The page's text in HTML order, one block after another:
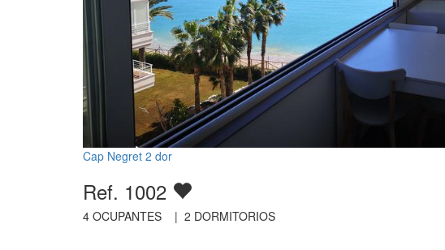
Cap Negret 2 dor
Ref. 1002
4 OCUPANTES | 2 DORMITORIOS